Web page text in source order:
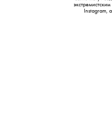
Instagram,